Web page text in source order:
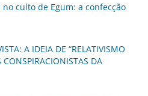
culto de Egum: a confecção
A IDEIA DE “RELATIVISMO
CONSPIRACIONISTAS DA